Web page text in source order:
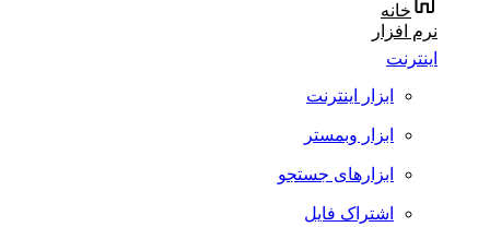
خانه
نرم افزار
اینترنت
ابزار اینترنت
ابزار وبمستر
ابزارهای جستجو
اشتراک فایل